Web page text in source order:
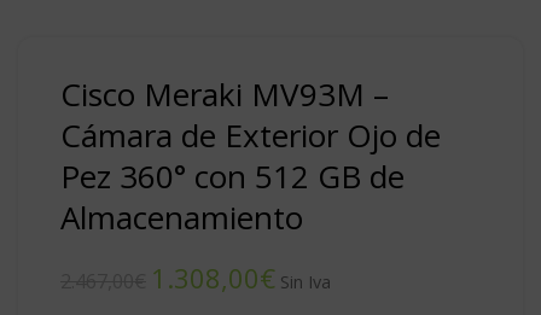
Cisco Meraki MV93M –
Cámara de Exterior Ojo de
Pez 360° con 512 GB de
Almacenamiento
1.308,00€